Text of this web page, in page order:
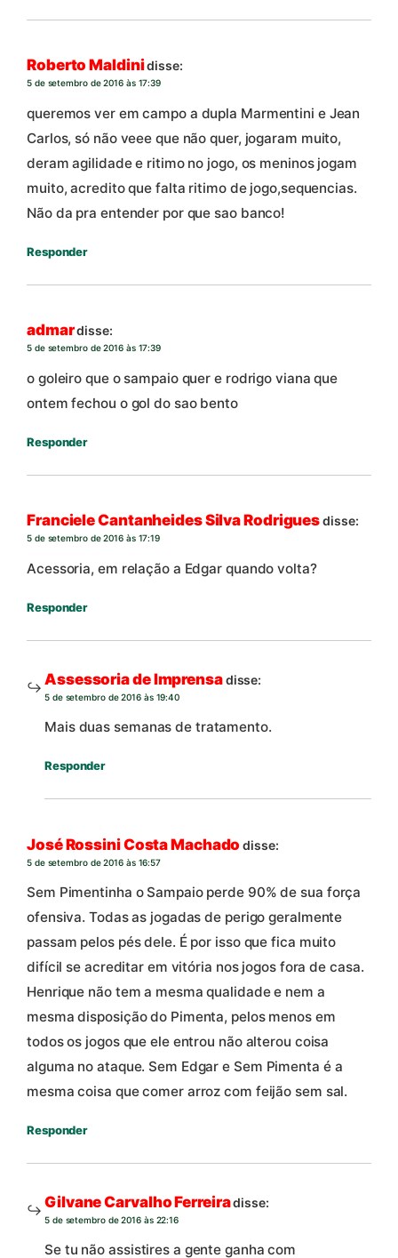
Roberto Maldinidisse:
5 de setembro de 2016 às 17:39
queremos ver em campo a dupla Marmentini e Jean
Carlos, só não veee que não quer, jogaram muito,
deram agilidade e ritimo no jogo, os meninos jogam
muito, acredito que falta ritimo de jogo,sequencias.
Não da pra entender por que sao banco!
Responder
admardisse:
5 de setembro de 2016 às 17:39
o goleiro que o sampaio quer e rodrigo viana que
ontem fechou o gol do sao bento
Responder
Franciele Cantanheides Silva Rodriguesdisse:
5 de setembro de 2016 às 17:19
Acessoria, em relação a Edgar quando volta?
Responder
Assessoria de Imprensadisse:
5 de setembro de 2016 às 19:40
Mais duas semanas de tratamento.
Responder
José Rossini Costa Machado disse:
5 de setembro de 2016 às 16:57
Sem Pimentinha o Sampaio perde 90% de sua força
ofensiva. Todas as jogadas de perigo geralmente
passam pelos pés dele. É por isso que fica muito
difícil se acreditar em vitória nos jogos fora de casa.
Henrique não tem a mesma qualidade e nem a
mesma disposição do Pimenta, pelos menos em
todos os jogos que ele entrou não alterou coisa
alguma no ataque. Sem Edgar e Sem Pimenta é a
mesma coisa que comer arroz com feijão sem sal.
Responder
Gilvane Carvalho Ferreiradisse:
5 de setembro de 2016 às 22:16
Se tu não assistires a gente ganha com